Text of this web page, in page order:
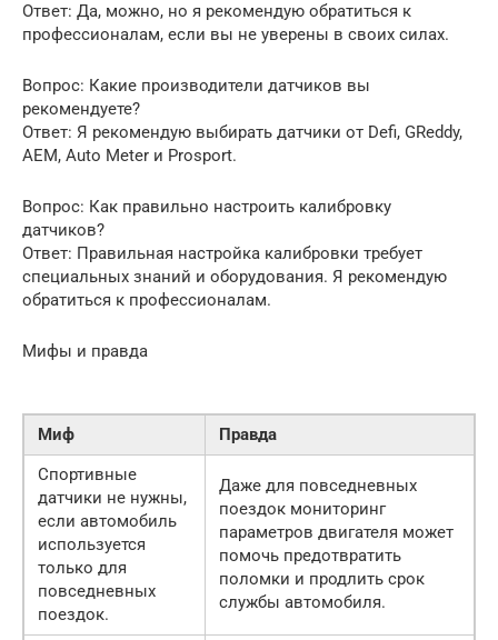
Ответ: Да, можно, но я рекомендую обратиться к
профессионалам, если вы не уверены в своих силах.
Вопрос: Какие производители датчиков вы
рекомендуете?
Ответ: Я рекомендую выбирать датчики от Defi, GReddy,
AEM, Auto Meter и Prosport.
Вопрос: Как правильно настроить калибровку
датчиков?
Ответ: Правильная настройка калибровки требует
специальных знаний и оборудования. Я рекомендую
обратиться к профессионалам.
Мифы и правда
Миф
Правда
Спортивные
датчики не нужны,
если автомобиль
используется
только для
повседневных
поездок.
Даже для повседневных
поездок мониторинг
параметров двигателя может
помочь предотвратить
поломки и продлить срок
службы автомобиля.